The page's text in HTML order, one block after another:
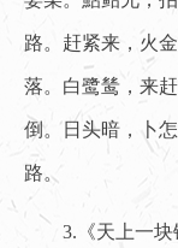
路。赶紧来，火
落。白鹭鸶，来
倒。日头暗，卜
路。
3.《天上一